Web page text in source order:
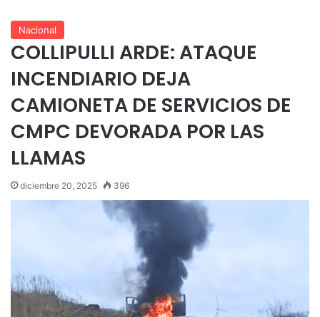
Nacional
COLLIPULLI ARDE: ATAQUE
INCENDIARIO DEJA
CAMIONETA DE SERVICIOS DE
CMPC DEVORADA POR LAS
LLAMAS
diciembre 20, 2025 396